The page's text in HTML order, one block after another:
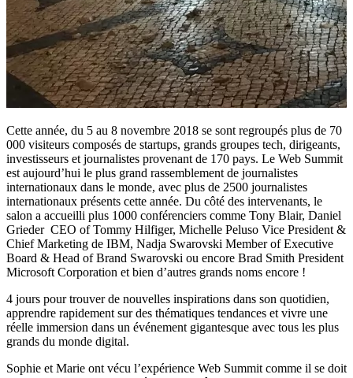
Cette année, du 5 au 8 novembre 2018 se sont regroupés plus de 70
000 visiteurs composés de startups, grands groupes tech, dirigeants,
investisseurs et journalistes provenant de 170 pays. Le Web Summit
est aujourd’hui le plus grand rassemblement de journalistes
internationaux dans le monde, avec plus de 2500 journalistes
internationaux présents cette année. Du côté des intervenants, le
salon a accueilli plus 1000 conférenciers comme Tony Blair, Daniel
Grieder CEO of Tommy Hilfiger, Michelle Peluso Vice President &
Chief Marketing de IBM, Nadja Swarovski Member of Executive
Board & Head of Brand Swarovski ou encore Brad Smith President
Microsoft Corporation et bien d’autres grands noms encore !
4 jours pour trouver de nouvelles inspirations dans son quotidien,
apprendre rapidement sur des thématiques tendances et vivre une
réelle immersion dans un événement gigantesque avec tous les plus
grands du monde digital.
Sophie et Marie ont vécu l’expérience Web Summit comme il se doit